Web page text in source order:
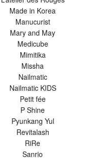
Made in Korea
Manucurist
Mary and May
Medicube
Mimitika
Missha
Nailmatic
Nailmatic KIDS
Petit fée
P Shine
Pyunkang Yul
Revitalash
RiRe
Sanrio